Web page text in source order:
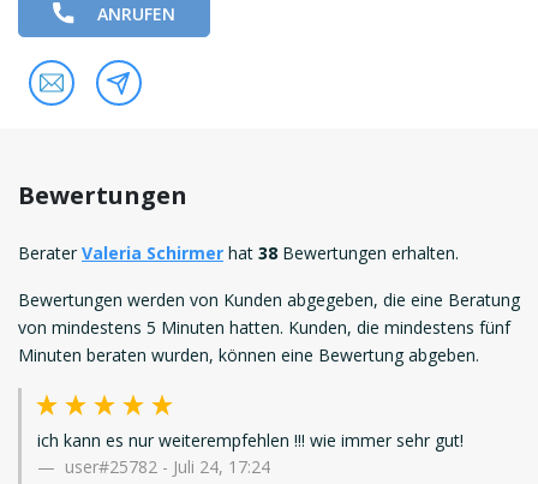
ANRUFEN
Bewertungen
BeraterValeria Schirmer hat 38 Bewertungen erhalten.
Bewertungen werden von Kunden abgegeben, die eine Beratung
von mindestens 5 Minuten hatten. Kunden, die mindestens fünf
Minuten beraten wurden, können eine Bewertung abgeben.
ich kann es nur weiterempfehlen !!! wie immer sehr gut!
user#25782 - Juli 24, 17:24